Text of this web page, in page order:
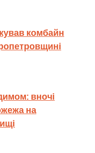
комбайн
вночі
на